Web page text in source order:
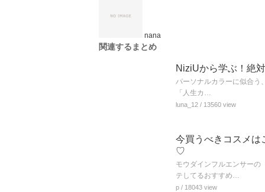
nana
関連するまとめ
NiziUから学ぶ！絶
パーソナルカラーに似合う
「人生カ…
luna_12 / 13560 view
今買うべきコスメは
♡
モウダインフルエンサーの
テしてるおすすめ…
p / 18043 view